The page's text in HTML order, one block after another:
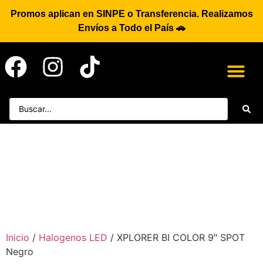
Promos aplican en SINPE o Transferencia. Realizamos
Envíos a Todo el País 🚗
Inicio / Halogenos LED / XPLORER BI COLOR 9″ SPOT
Negro